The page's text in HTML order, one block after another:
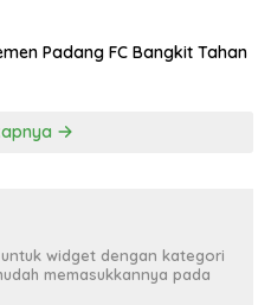
Padang FC Bangkit Tahan
widget dengan kategori
memasukkannya pada